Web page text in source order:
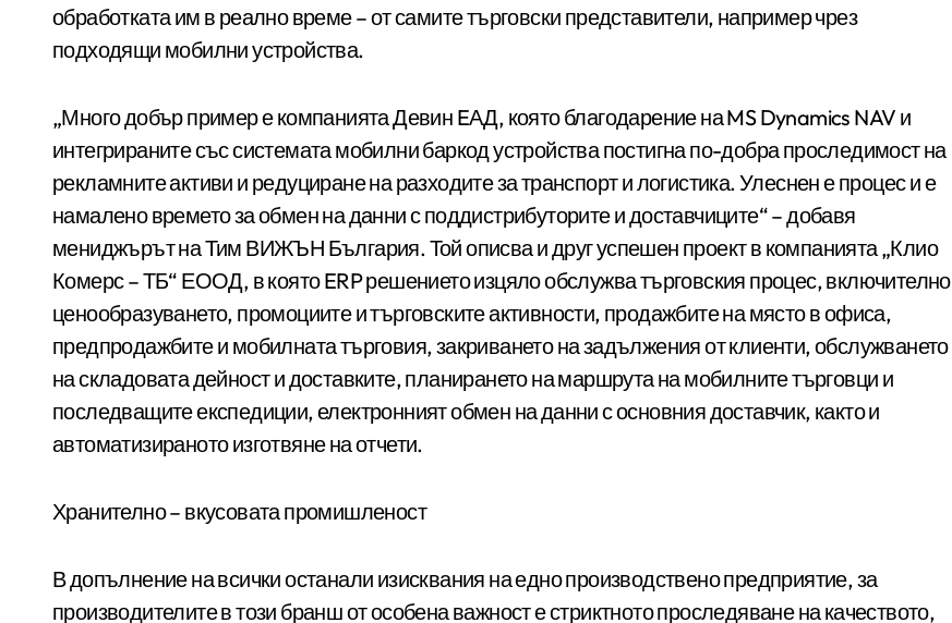
обработката им в реално време – от самите търговски представители, например чрез
подходящи мобилни устройства.
„Много добър пример е компанията Девин EАД, която благодарение на MS Dynamics NAV и
интегрираните със системата мобилни баркод устройства постигна по-добра проследимост на
рекламните активи и редуциране на разходите за транспорт и логистика. Улеснен е процес и е
намалено времето за обмен на данни с поддистрибуторите и доставчиците“ – добавя
мениджърът на Тим ВИЖЪН България. Той описва и друг успешен проект в компанията „Клио
Комерс – ТБ“ ЕООД, в която ERP решението изцяло обслужва търговския процес, включително
ценообразуването, промоциите и търговските активности, продажбите на място в офиса,
предпродажбите и мобилната търговия, закриването на задължения от клиенти, обслужването
на складовата дейност и доставките, планирането на маршрута на мобилните търговци и
последващите експедиции, електронният обмен на данни с основния доставчик, както и
автоматизираното изготвяне на отчети.
Хранително – вкусовата промишленост
В допълнение на всички останали изисквания на едно производствено предприятие, за
производителите в този бранш от особена важност е стриктното проследяване на качеството,